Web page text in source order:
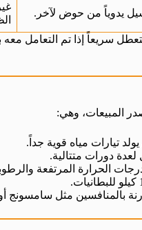
يدوياً من حوض لآخر.
سريعاً إذا تم التعامل
المبيعات، وهي:
دورات متتالية.
الحرارة المرتفعة
بالمنافسين مثل سامسونج